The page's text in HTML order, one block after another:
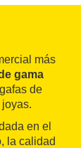
más
gama
de
en el
la calidad